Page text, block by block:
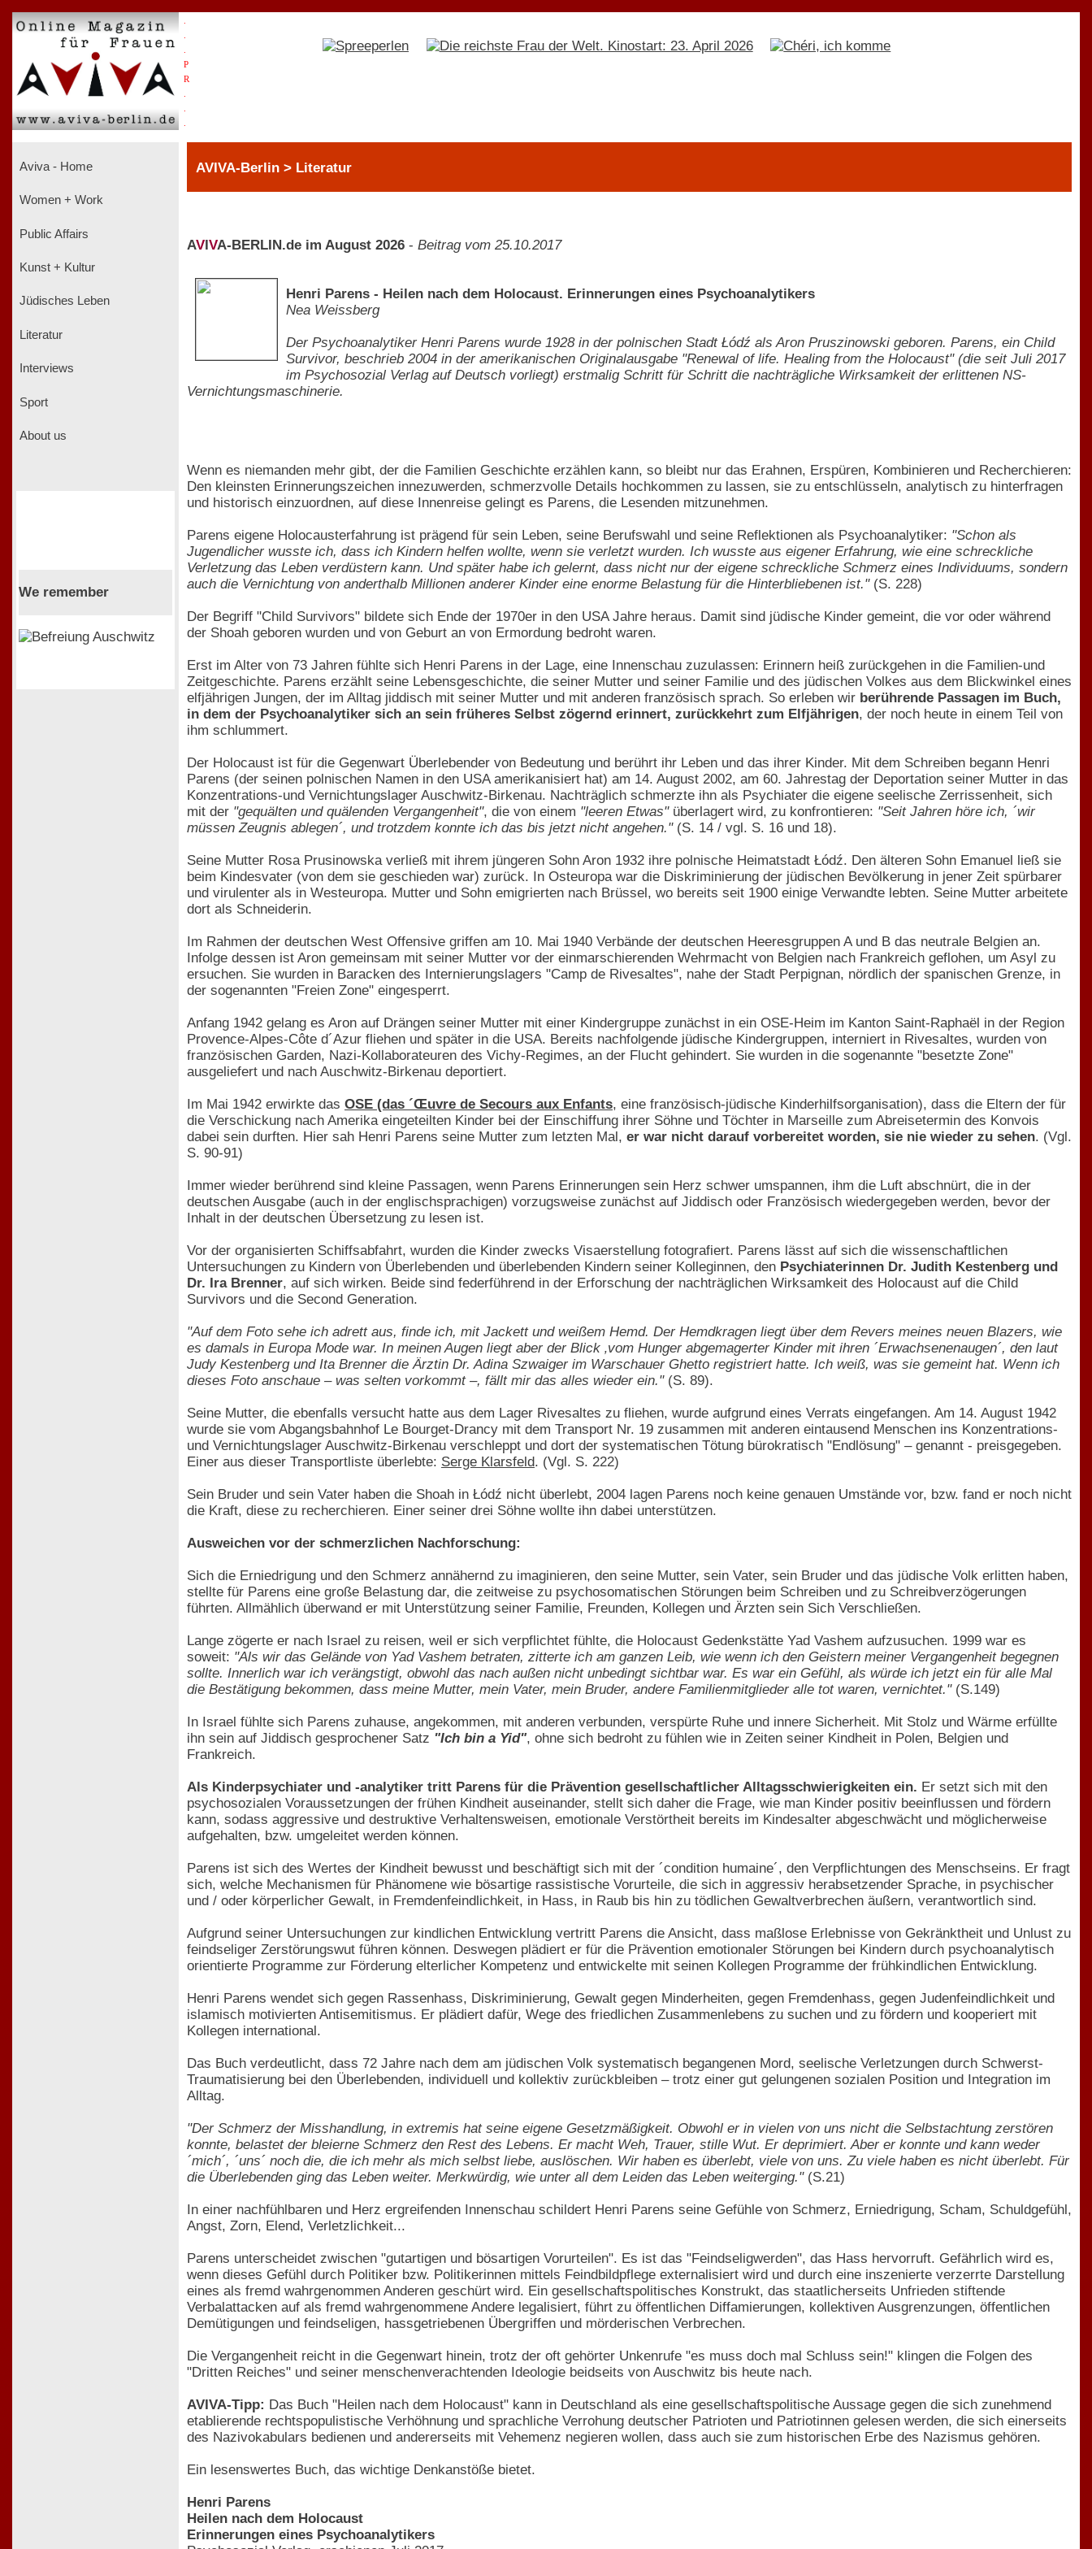
P
R
Aviva - Home
Women + Work
Public Affairs
Kunst + Kultur
Jüdisches Leben
Literatur
Interviews
Sport
About us
We remember
AVIVA-Berlin > Literatur
AV VA-BERLIN.de im August 2026 - Beitrag vom 25.10.2017
Henri Parens - Heilen nach dem Holocaust. Erinnerungen eines Psychoanalytikers
Nea Weissberg
Der Psychoanalytiker Henri Parens wurde 1928 in der polnischen Stadt Łódź als Aron Pruszinowski geboren. Parens, ein Child
Survivor, beschrieb 2004 in der amerikanischen Originalausgabe "Renewal of life. Healing from the Holocaust" (die seit Juli 2017
im Psychosozial Verlag auf Deutsch vorliegt) erstmalig Schritt für Schritt die nachträgliche Wirksamkeit der erlittenen NS-
Vernichtungsmaschinerie.
Wenn es niemanden mehr gibt, der die Familien Geschichte erzählen kann, so bleibt nur das Erahnen, Erspüren, Kombinieren und Recherchieren:
Den kleinsten Erinnerungszeichen innezuwerden, schmerzvolle Details hochkommen zu lassen, sie zu entschlüsseln, analytisch zu hinterfragen
und historisch einzuordnen, auf diese Innenreise gelingt es Parens, die Lesenden mitzunehmen.
Parens eigene Holocausterfahrung ist prägend für sein Leben, seine Berufswahl und seine Reflektionen als Psychoanalytiker: "Schon als
Jugendlicher wusste ich, dass ich Kindern helfen wollte, wenn sie verletzt wurden. Ich wusste aus eigener Erfahrung, wie eine schreckliche
Verletzung das Leben verdüstern kann. Und später habe ich gelernt, dass nicht nur der eigene schreckliche Schmerz eines Individuums, sondern
auch die Vernichtung von anderthalb Millionen anderer Kinder eine enorme Belastung für die Hinterbliebenen ist."(S. 228)
Der Begriff "Child Survivors" bildete sich Ende der 1970er in den USA Jahre heraus. Damit sind jüdische Kinder gemeint, die vor oder während
der Shoah geboren wurden und von Geburt an von Ermordung bedroht waren.
Erst im Alter von 73 Jahren fühlte sich Henri Parens in der Lage, eine Innenschau zuzulassen: Erinnern heiß zurückgehen in die Familien-und
Zeitgeschichte. Parens erzählt seine Lebensgeschichte, die seiner Mutter und seiner Familie und des jüdischen Volkes aus dem Blickwinkel eines
elfjährigen Jungen, der im Alltag jiddisch mit seiner Mutter und mit anderen französisch sprach. So erleben wir berührende Passagen im Buch,
in dem der Psychoanalytiker sich an sein früheres Selbst zögernd erinnert, zurückkehrt zum Elfjährigen, der noch heute in einem Teil von
ihm schlummert.
Der Holocaust ist für die Gegenwart Überlebender von Bedeutung und berührt ihr Leben und das ihrer Kinder. Mit dem Schreiben begann Henri
Parens (der seinen polnischen Namen in den USA amerikanisiert hat) am 14. August 2002, am 60. Jahrestag der Deportation seiner Mutter in das
Konzentrations-und Vernichtungslager Auschwitz-Birkenau. Nachträglich schmerzte ihn als Psychiater die eigene seelische Zerrissenheit, sich
mit der "gequälten und quälenden Vergangenheit", die von einem "leeren Etwas"überlagert wird, zu konfrontieren: "Seit Jahren höre ich, ´wir
müssen Zeugnis ablegen´, und trotzdem konnte ich das bis jetzt nicht angehen."(S. 14 / vgl. S. 16 und 18).
Seine Mutter Rosa Prusinowska verließ mit ihrem jüngeren Sohn Aron 1932 ihre polnische Heimatstadt Łódź. Den älteren Sohn Emanuel ließ sie
beim Kindesvater (von dem sie geschieden war) zurück. In Osteuropa war die Diskriminierung der jüdischen Bevölkerung in jener Zeit spürbarer
und virulenter als in Westeuropa. Mutter und Sohn emigrierten nach Brüssel, wo bereits seit 1900 einige Verwandte lebten. Seine Mutter arbeitete
dort als Schneiderin.
Im Rahmen der deutschen West Offensive griffen am 10. Mai 1940 Verbände der deutschen Heeresgruppen A und B das neutrale Belgien an.
Infolge dessen ist Aron gemeinsam mit seiner Mutter vor der einmarschierenden Wehrmacht von Belgien nach Frankreich geflohen, um Asyl zu
ersuchen. Sie wurden in Baracken des Internierungslagers "Camp de Rivesaltes", nahe der Stadt Perpignan, nördlich der spanischen Grenze, in
der sogenannten "Freien Zone" eingesperrt.
Anfang 1942 gelang es Aron auf Drängen seiner Mutter mit einer Kindergruppe zunächst in ein OSE-Heim im Kanton Saint-Raphaël in der Region
Provence-Alpes-Côte d´Azur fliehen und später in die USA. Bereits nachfolgende jüdische Kindergruppen, interniert in Rivesaltes, wurden von
französischen Garden, Nazi-Kollaborateuren des Vichy-Regimes, an der Flucht gehindert. Sie wurden in die sogenannte "besetzte Zone"
ausgeliefert und nach Auschwitz-Birkenau deportiert.
Im Mai 1942 erwirkte das OSE (das ´Œuvre de Secours aux Enfants, eine französisch-jüdische Kinderhilfsorganisation), dass die Eltern der für
die Verschickung nach Amerika eingeteilten Kinder bei der Einschiffung ihrer Söhne und Töchter in Marseille zum Abreisetermin des Konvois
dabei sein durften. Hier sah Henri Parens seine Mutter zum letzten Mal, er war nicht darauf vorbereitet worden, sie nie wieder zu sehen. (Vgl.
S. 90-91)
Immer wieder berührend sind kleine Passagen, wenn Parens Erinnerungen sein Herz schwer umspannen, ihm die Luft abschnürt, die in der
deutschen Ausgabe (auch in der englischsprachigen) vorzugsweise zunächst auf Jiddisch oder Französisch wiedergegeben werden, bevor der
Inhalt in der deutschen Übersetzung zu lesen ist.
Vor der organisierten Schiffsabfahrt, wurden die Kinder zwecks Visaerstellung fotografiert. Parens lässt auf sich die wissenschaftlichen
Untersuchungen zu Kindern von Überlebenden und überlebenden Kindern seiner Kolleginnen, den Psychiaterinnen Dr. Judith Kestenberg und
Dr. Ira Brenner, auf sich wirken. Beide sind federführend in der Erforschung der nachträglichen Wirksamkeit des Holocaust auf die Child
Survivors und die Second Generation.
"Auf dem Foto sehe ich adrett aus, finde ich, mit Jackett und weißem Hemd. Der Hemdkragen liegt über dem Revers meines neuen Blazers, wie
es damals in Europa Mode war. In meinen Augen liegt aber der Blick ‚vom Hunger abgemagerter Kinder mit ihren ´Erwachsenenaugen´, den laut
Judy Kestenberg und Ita Brenner die Ärztin Dr. Adina Szwaiger im Warschauer Ghetto registriert hatte. Ich weiß, was sie gemeint hat. Wenn ich
dieses Foto anschaue – was selten vorkommt –, fällt mir das alles wieder ein."(S. 89).
Seine Mutter, die ebenfalls versucht hatte aus dem Lager Rivesaltes zu fliehen, wurde aufgrund eines Verrats eingefangen. Am 14. August 1942
wurde sie vom Abgangsbahnhof Le Bourget-Drancy mit dem Transport Nr. 19 zusammen mit anderen eintausend Menschen ins Konzentrations-
und Vernichtungslager Auschwitz-Birkenau verschleppt und dort der systematischen Tötung bürokratisch "Endlösung" – genannt - preisgegeben.
Einer aus dieser Transportliste überlebte: Serge Klarsfeld. (Vgl. S. 222)
Sein Bruder und sein Vater haben die Shoah in Łódź nicht überlebt, 2004 lagen Parens noch keine genauen Umstände vor, bzw. fand er noch nicht
die Kraft, diese zu recherchieren. Einer seiner drei Söhne wollte ihn dabei unterstützen.
Ausweichen vor der schmerzlichen Nachforschung:
Sich die Erniedrigung und den Schmerz annähernd zu imaginieren, den seine Mutter, sein Vater, sein Bruder und das jüdische Volk erlitten haben,
stellte für Parens eine große Belastung dar, die zeitweise zu psychosomatischen Störungen beim Schreiben und zu Schreibverzögerungen
führten. Allmählich überwand er mit Unterstützung seiner Familie, Freunden, Kollegen und Ärzten sein Sich Verschließen.
Lange zögerte er nach Israel zu reisen, weil er sich verpflichtet fühlte, die Holocaust Gedenkstätte Yad Vashem aufzusuchen. 1999 war es
soweit: "Als wir das Gelände von Yad Vashem betraten, zitterte ich am ganzen Leib, wie wenn ich den Geistern meiner Vergangenheit begegnen
sollte. Innerlich war ich verängstigt, obwohl das nach außen nicht unbedingt sichtbar war. Es war ein Gefühl, als würde ich jetzt ein für alle Mal
die Bestätigung bekommen, dass meine Mutter, mein Vater, mein Bruder, andere Familienmitglieder alle tot waren, vernichtet."(S.149)
In Israel fühlte sich Parens zuhause, angekommen, mit anderen verbunden, verspürte Ruhe und innere Sicherheit. Mit Stolz und Wärme erfüllte
ihn sein auf Jiddisch gesprochener Satz "Ich bin a Yid", ohne sich bedroht zu fühlen wie in Zeiten seiner Kindheit in Polen, Belgien und
Frankreich.
Als Kinderpsychiater und -analytiker tritt Parens für die Prävention gesellschaftlicher Alltagsschwierigkeiten ein. Er setzt sich mit den
psychosozialen Voraussetzungen der frühen Kindheit auseinander, stellt sich daher die Frage, wie man Kinder positiv beeinflussen und fördern
kann, sodass aggressive und destruktive Verhaltensweisen, emotionale Verstörtheit bereits im Kindesalter abgeschwächt und möglicherweise
aufgehalten, bzw. umgeleitet werden können.
Parens ist sich des Wertes der Kindheit bewusst und beschäftigt sich mit der ´condition humaine´, den Verpflichtungen des Menschseins. Er fragt
sich, welche Mechanismen für Phänomene wie bösartige rassistische Vorurteile, die sich in aggressiv herabsetzender Sprache, in psychischer
und / oder körperlicher Gewalt, in Fremdenfeindlichkeit, in Hass, in Raub bis hin zu tödlichen Gewaltverbrechen äußern, verantwortlich sind.
Aufgrund seiner Untersuchungen zur kindlichen Entwicklung vertritt Parens die Ansicht, dass maßlose Erlebnisse von Gekränktheit und Unlust zu
feindseliger Zerstörungswut führen können. Deswegen plädiert er für die Prävention emotionaler Störungen bei Kindern durch psychoanalytisch
orientierte Programme zur Förderung elterlicher Kompetenz und entwickelte mit seinen Kollegen Programme der frühkindlichen Entwicklung.
Henri Parens wendet sich gegen Rassenhass, Diskriminierung, Gewalt gegen Minderheiten, gegen Fremdenhass, gegen Judenfeindlichkeit und
islamisch motivierten Antisemitismus. Er plädiert dafür, Wege des friedlichen Zusammenlebens zu suchen und zu fördern und kooperiert mit
Kollegen international.
Das Buch verdeutlicht, dass 72 Jahre nach dem am jüdischen Volk systematisch begangenen Mord, seelische Verletzungen durch Schwerst-
Traumatisierung bei den Überlebenden, individuell und kollektiv zurückbleiben – trotz einer gut gelungenen sozialen Position und Integration im
Alltag.
"Der Schmerz der Misshandlung, in extremis hat seine eigene Gesetzmäßigkeit. Obwohl er in vielen von uns nicht die Selbstachtung zerstören
konnte, belastet der bleierne Schmerz den Rest des Lebens. Er macht Weh, Trauer, stille Wut. Er deprimiert. Aber er konnte und kann weder
´mich´, ´uns´ noch die, die ich mehr als mich selbst liebe, auslöschen. Wir haben es überlebt, viele von uns. Zu viele haben es nicht überlebt. Für
die Überlebenden ging das Leben weiter. Merkwürdig, wie unter all dem Leiden das Leben weiterging."(S.21)
In einer nachfühlbaren und Herz ergreifenden Innenschau schildert Henri Parens seine Gefühle von Schmerz, Erniedrigung, Scham, Schuldgefühl,
Angst, Zorn, Elend, Verletzlichkeit...
Parens unterscheidet zwischen "gutartigen und bösartigen Vorurteilen". Es ist das "Feindseligwerden", das Hass hervorruft. Gefährlich wird es,
wenn dieses Gefühl durch Politiker bzw. Politikerinnen mittels Feindbildpflege externalisiert wird und durch eine inszenierte verzerrte Darstellung
eines als fremd wahrgenommen Anderen geschürt wird. Ein gesellschaftspolitisches Konstrukt, das staatlicherseits Unfrieden stiftende
Verbalattacken auf als fremd wahrgenommene Andere legalisiert, führt zu öffentlichen Diffamierungen, kollektiven Ausgrenzungen, öffentlichen
Demütigungen und feindseligen, hassgetriebenen Übergriffen und mörderischen Verbrechen.
Die Vergangenheit reicht in die Gegenwart hinein, trotz der oft gehörter Unkenrufe "es muss doch mal Schluss sein!" klingen die Folgen des
"Dritten Reiches" und seiner menschenverachtenden Ideologie beidseits von Auschwitz bis heute nach.
AVIVA-Tipp: Das Buch "Heilen nach dem Holocaust" kann in Deutschland als eine gesellschaftspolitische Aussage gegen die sich zunehmend
etablierende rechtspopulistische Verhöhnung und sprachliche Verrohung deutscher Patrioten und Patriotinnen gelesen werden, die sich einerseits
des Nazivokabulars bedienen und andererseits mit Vehemenz negieren wollen, dass auch sie zum historischen Erbe des Nazismus gehören.
Ein lesenswertes Buch, das wichtige Denkanstöße bietet.
Henri Parens
Heilen nach dem Holocaust
Erinnerungen eines Psychoanalytikers